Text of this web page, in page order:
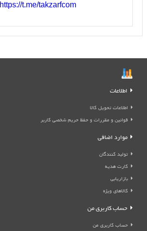
https://t.me/takzarfcom
اطلاعات
اطلاعات تحویل کالا
قوانین و مقررات و حفظ حریم شخصی کاربر
موارد اضافی
تولید کنندگان
کارت هدیه
بازاریابی
کالاهای ویژه
حساب کاربری من
حساب کاربری من